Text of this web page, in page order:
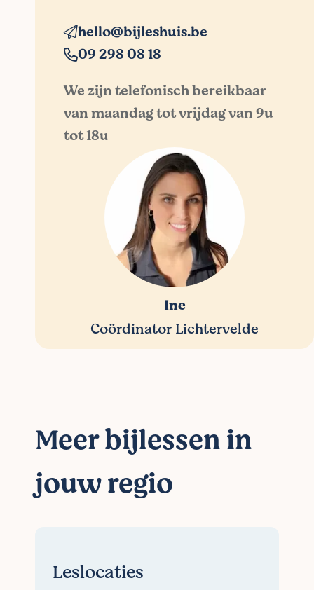
hello@bijleshuis.be
09 298 08 18
We zijn telefonisch bereikbaar
van maandag tot vrijdag van 9u
tot 18u
Ine
Coördinator Lichtervelde
Meer bijlessen in
jouw regio
Leslocaties